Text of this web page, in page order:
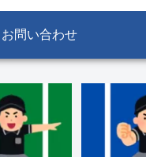
お問い合わせ